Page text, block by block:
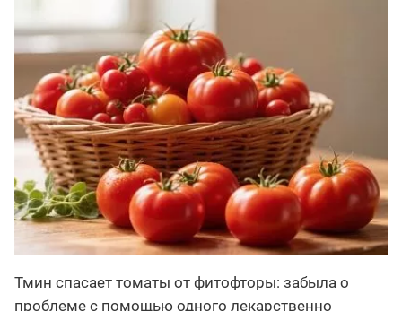
Тмин спасает томаты от фитофторы: забыла о
проблеме с помощью одного лекарственно